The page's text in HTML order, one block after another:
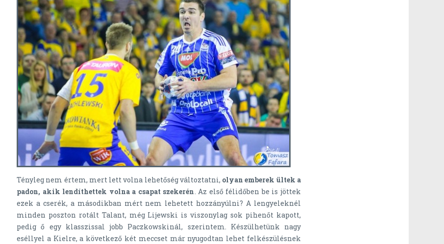
Tényleg nem értem, mert lett volna lehetőség változtatni, olyan emberek ültek a
padon, akik lendíthettek volna a csapat szekerén. Az első félidőben be is jöttek
ezek a cserék, a másodikban mért nem lehetett hozzányúlni? A lengyeleknél
minden poszton rotált Talant, még Lijewski is viszonylag sok pihenőt kapott,
pedig ő egy klasszissal jobb Paczkowskinál, szerintem. Készülhetünk nagy
eséllyel a Kielre, a következő két meccset már nyugodtan lehet felkészülésnek